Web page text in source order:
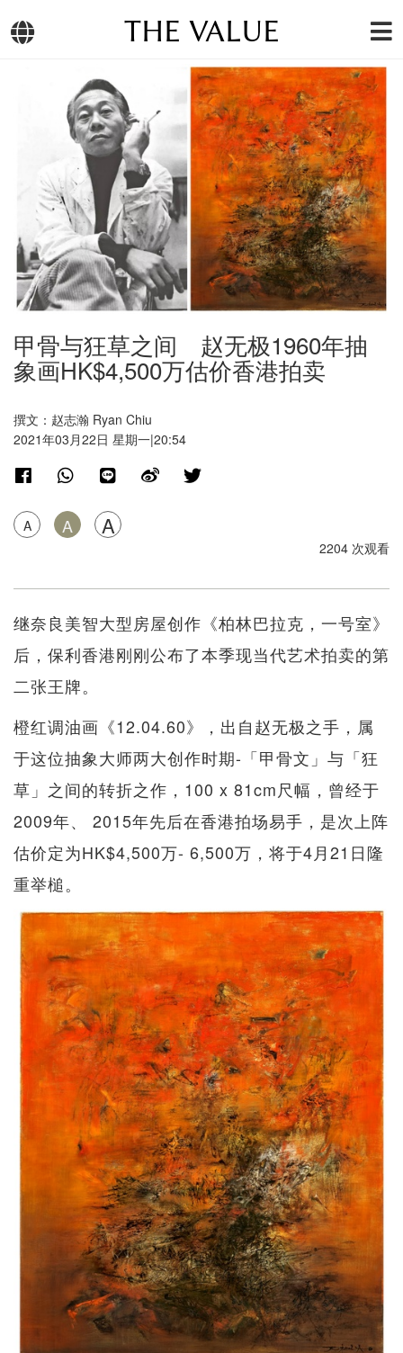
THE VALUE
甲骨与狂草之间 赵无极1960年抽
象画HK$4,500万估价香港拍卖
撰文：赵志瀚 Ryan Chiu
2021年03月22日 星期一|20:54
A A A
2204 次观看
继奈良美智大型房屋创作《柏林巴拉克，一号室》
后，保利香港刚刚公布了本季现当代艺术拍卖的第
二张王牌。
橙红调油画《12.04.60》，出自赵无极之手，属
于这位抽象大师两大创作时期-「甲骨文」与「狂
草」之间的转折之作，100 x 81cm尺幅，曾经于
2009年、 2015年先后在香港拍场易手，是次上阵
估价定为HK$4,500万- 6,500万，将于4月21日隆
重举槌。